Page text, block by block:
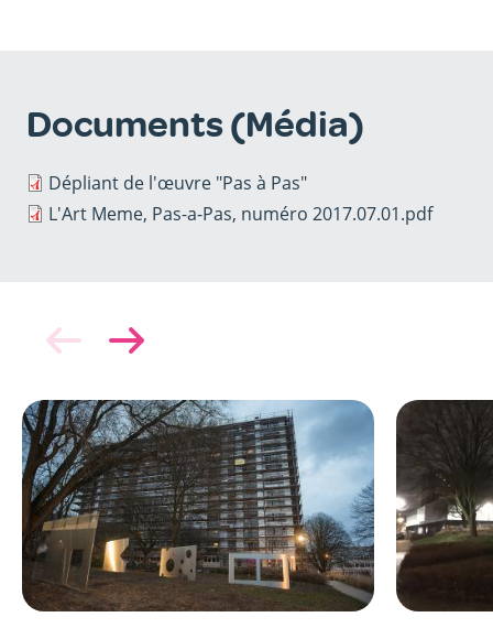
Documents (Média)
Dépliant de l'œuvre "Pas à Pas"
L'Art Meme, Pas-a-Pas, numéro 2017.07.01.pdf
Image Image